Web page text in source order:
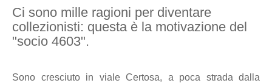
Ci sono mille ragioni per diventare
collezionisti: questa è la motivazione del
"socio 4603".
Sono cresciuto in viale Certosa, a poca strada dalla